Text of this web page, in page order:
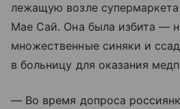
лежащую возле
Мае Сай. Она была избита —
множественные синяки и
в больницу для оказания
— Во время допроса